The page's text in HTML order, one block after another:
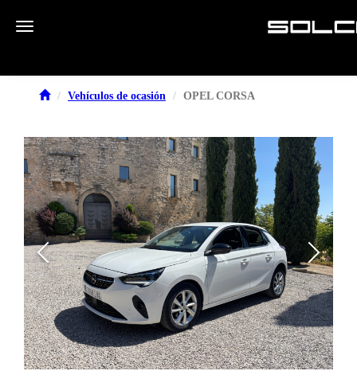
Toggle navigation
Vehículos de ocasión OPEL CORSA